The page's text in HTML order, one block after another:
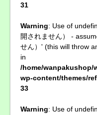
31
Warning: Use of
開されません） -
せん）' (this will throw
in
/home/
wp-content/themes/
33
Warning: Use of